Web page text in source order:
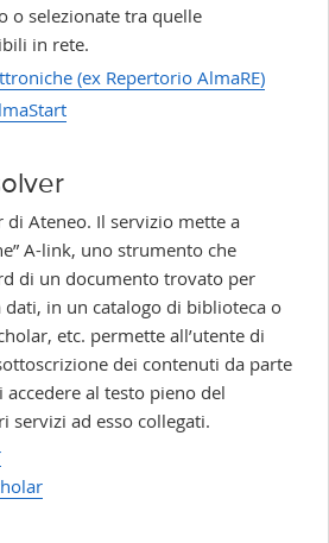
o selezionate tra quelle
in rete.
(ex Repertorio AlmaRE)
Ateneo. Il servizio mette a
A-link, uno strumento che
di un documento trovato per
in un catalogo di biblioteca o
etc. permette all’utente di
dei contenuti da parte
al testo pieno del
servizi ad esso collegati.